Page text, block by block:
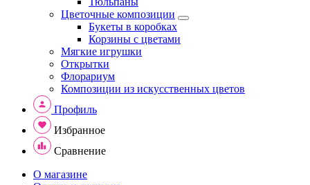
Цветочные композиции
Букеты в коробках
Корзины с цветами
Мягкие игрушки
Открытки
Флорариум
Композиции из искусственных цветов
Профиль
Избранное
Сравнение
О магазине